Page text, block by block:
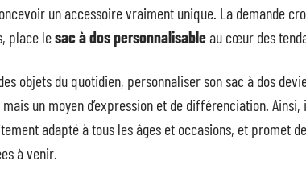
un accessoire vraiment unique. La demande
place lesac à dos personnalisableau cœur des
objets du quotidien, personnaliser son sac à dos
un moyen d’expression et de différenciation.
adapté à tous les âges et occasions, et promet
à venir.